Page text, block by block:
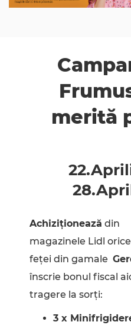
merită
Achiziționează din
magazinele Lidl
feței din gamale
înscrie bonul fiscal
tragere la sorți:
3 x